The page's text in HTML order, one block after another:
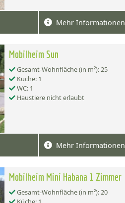
Mehr Informationen
Mobilheim Sun
Gesamt-Wohnfläche (in m²): 25
Küche: 1
WC: 1
Haustiere nicht erlaubt
Mehr Informationen
Mobilheim Mini Habana 1 Zimmer
Gesamt-Wohnfläche (in m²): 20